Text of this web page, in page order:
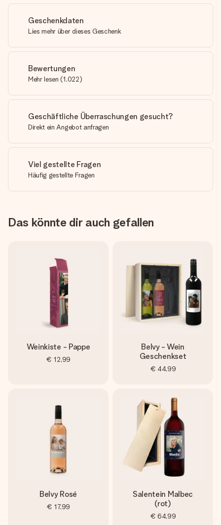
Geschenkdaten
Lies mehr über dieses Geschenk
Bewertungen
Mehr lesen (1,022)
Geschäftliche Überraschungen gesucht?
Direkt ein Angebot anfragen
Viel gestellte Fragen
Häufig gestellte Fragen
Das könnte dir auch gefallen
Weinkiste - Pappe
€ 12,99
Belvy - Wein
Geschenkset
€ 44,99
Belvy Rosé
€ 17,99
Salentein Malbec
(rot)
€ 64,99